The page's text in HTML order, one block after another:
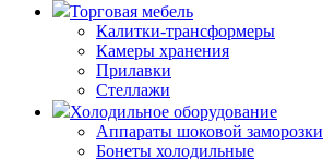
Торговая мебель
Калитки-трансформеры
Камеры хранения
Прилавки
Стеллажи
Холодильное оборудование
Аппараты шоковой заморозки
Бонеты холодильные